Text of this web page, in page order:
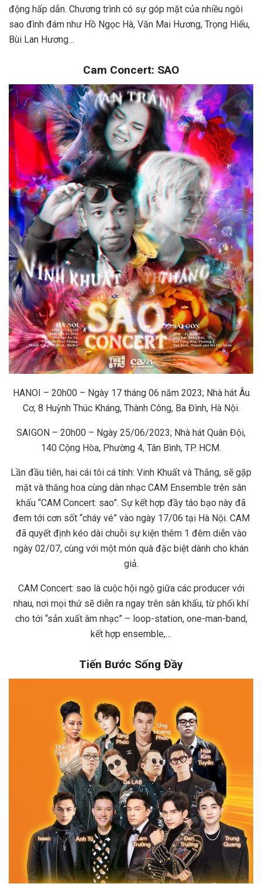
động hấp dẫn. Chương trình có sự góp mặt của nhiều ngôi
sao đình đám như Hồ Ngọc Hà, Văn Mai Hương, Trọng Hiếu,
Bùi Lan Hương…
Cam Concert: SAO
HANOI – 20h00 – Ngày 17 tháng 06 năm 2023; Nhà hát Âu
Cơ, 8 Huỳnh Thúc Kháng, Thành Công, Ba Đình, Hà Nội.
SAIGON – 20h00 – Ngày 25/06/2023; Nhà hát Quân Đội,
140 Cộng Hòa, Phường 4, Tân Bình, TP. HCM.
Lần đầu tiên, hai cái tôi cá tính: Vinh Khuất và Thắng, sẽ gặp
mặt và thăng hoa cùng dàn nhạc CAM Ensemble trên sân
khấu “CAM Concert: sao”. Sự kết hợp đầy táo bạo này đã
đem tới cơn sốt “cháy vé” vào ngày 17/06 tại Hà Nội. CAM
đã quyết định kéo dài chuỗi sự kiện thêm 1 đêm diễn vào
ngày 02/07, cùng với một món quà đặc biệt dành cho khán
giả.
CAM Concert: sao là cuộc hội ngộ giữa các producer với
nhau, nơi mọi thứ sẽ diễn ra ngay trên sân khấu, từ phối khí
cho tới “sản xuất âm nhạc” – loop-station, one-man-band,
kết hợp ensemble,…
Tiến Bước Sống Đầy